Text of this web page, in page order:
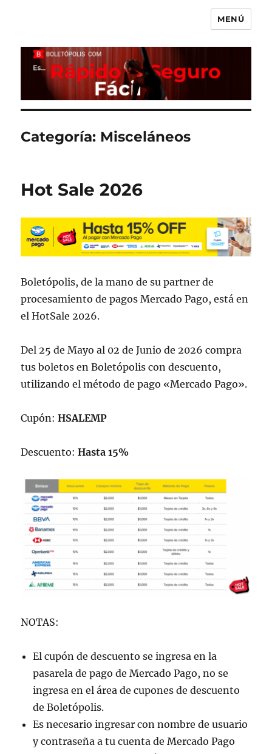
MENÚ
Categoría: Misceláneos
Hot Sale 2026
Boletópolis, de la mano de su partner de
procesamiento de pagos Mercado Pago, está en
el HotSale 2026.
Del 25 de Mayo al 02 de Junio de 2026 compra
tus boletos en Boletópolis con descuento,
utilizando el método de pago «Mercado Pago».
Cupón:HSALEMP
Descuento:Hasta 15%
NOTAS:
El cupón de descuento se ingresa en la
pasarela de pago de Mercado Pago, no se
ingresa en el área de cupones de descuento
de Boletópolis.
Es necesario ingresar con nombre de usuario
y contraseña a tu cuenta de Mercado Pago